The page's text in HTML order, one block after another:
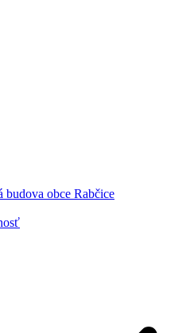
obce Rabčice